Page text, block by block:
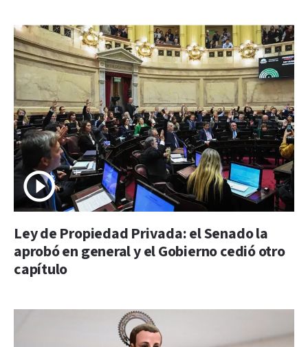
Ley de Propiedad Privada: el Senado la
aprobó en general y el Gobierno cedió otro
capítulo